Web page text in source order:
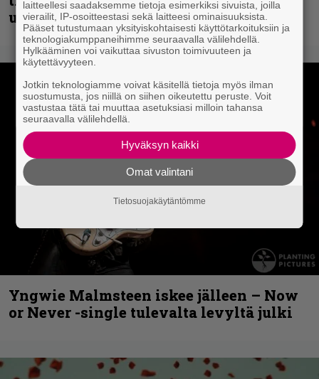
uuden maistiaisen
Yngwie Malmsteen iskee jälleen – Now
or Never -single tulevalta levyltä julki
laitteellesi saadaksemme tietoja esimerkiksi sivuista, joilla
vierailit, IP-osoitteestasi sekä laitteesi ominaisuuksista.
Pääset tutustumaan yksityiskohtaisesti käyttötarkoituksiin ja
teknologiakumppaneihimme seuraavalla välilehdellä.
Hylkääminen voi vaikuttaa sivuston toimivuuteen ja
käytettävyyteen.
Jotkin teknologiamme voivat käsitellä tietoja myös ilman
suostumusta, jos niillä on siihen oikeutettu peruste. Voit
vastustaa tätä tai muuttaa asetuksiasi milloin tahansa
seuraavalla välilehdellä.
Hyväksyn kaikki
Omat valintani
Tietosuojakäytäntömme